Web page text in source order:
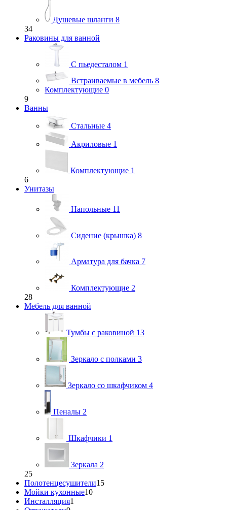
Душевые шланги 8
34
Раковины для ванной
С пьедесталом 1
Встраиваемые в мебель 8
Комплектующие 0
9
Ванны
Стальные 4
Акриловые 1
Комплектующие 1
6
Унитазы
Напольные 11
Сидение (крышка) 8
Арматура для бачка 7
Комплектующие 2
28
Мебель для ванной
Тумбы с раковиной 13
Зеркало с полками 3
Зеркало со шкафчиком 4
Пеналы 2
Шкафчики 1
Зеркала 2
25
Полотенцесушители15
Мойки кухонные10
Инсталляция1